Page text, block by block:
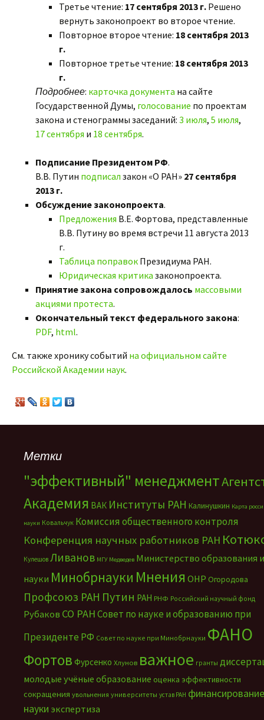
Третье чтение: 17 сентября 2013 г. Решено
вернуть законопроект во второе чтение.
Повторное второе чтение: 18 сентября 2013
г.
Повторное третье чтение: 18 сентября 2013
г.
Подробнее: карточка документа на сайте
Государственной Думы, голосование по проектам
закона и стенограммы заседаний: 3 июля, 5 июля,
17 сентября и 18 сентября.
Подписание Президентом РФ.
В.В. Путин подписалзакон «О РАН» 27 сентября
2013 г.
Обсуждение законопроекта.
Предложения В.Е. Фортова, представленные
В.В. Путину во время встречи 11 августа 2013
г.
Таблица поправок Президиума РАН.
Юридическая критика законопроекта.
Принятие закона сопровождалось массовыми
акциями протеста.
Окончательный текст федерального закона:
PDF, html.
См. также хронику событий на официальном сайте
Российской Академии наук.
Метки
"эффективный" менеджмент
Академия ВАК Институты РАН Калинушкин Карта
науки Ковальчук Комиссия общественного контроля
Конференция научных работников РАН
Кулешов Ливанов МГУ Медведев Министерство образования и
науки Минобрнауки Мнения ОНР Огородова
Профсоюз РАН Путин РАН РНФ Российский научный фонд
Рубаков СО РАНСовет по науке и образованию при
Президенте РФ Совет по науке при Минобрнауки ФАНО
Фортов Фурсенко Хлунов важное гранты
молодые учёные образование оценка эффективности
сокращения увольнения университеты устав РАН финансирование
науки экспертиза